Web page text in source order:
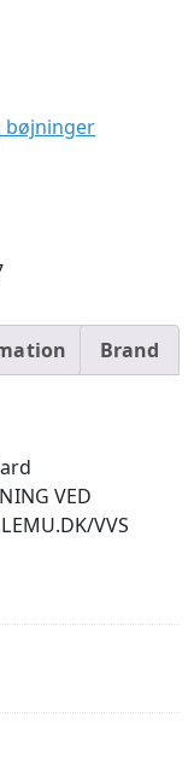
bøjninger
Brand
VED
VVS